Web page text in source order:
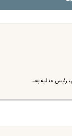
رئیس عدلیه به…